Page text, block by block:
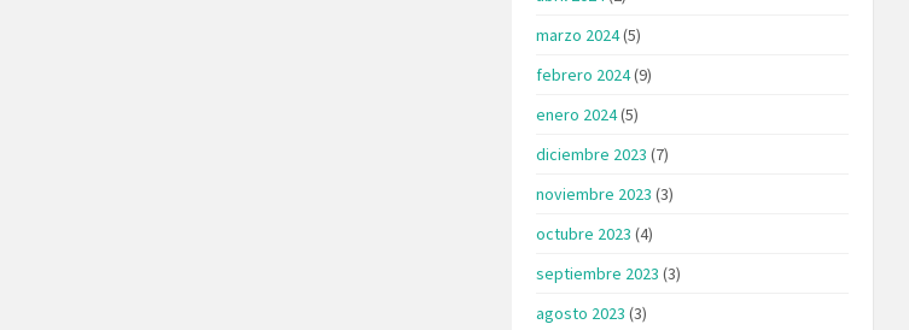
marzo 2024(5)
febrero 2024(9)
enero 2024(5)
diciembre 2023 (7)
noviembre 2023 (3)
octubre 2023 (4)
septiembre 2023 (3)
agosto 2023 (3)